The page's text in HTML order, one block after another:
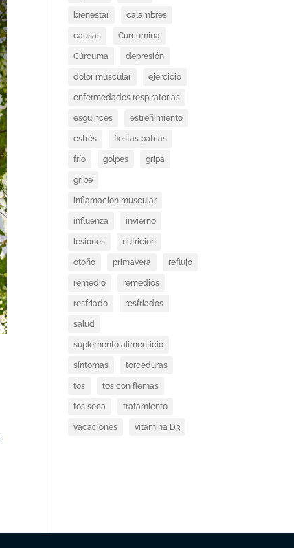
bienestar calambres
causas Curcumina
Cúrcuma depresión
dolor muscular ejercicio
enfermedades respiratorias
esguinces estreñimiento
estrés fiestas patrias
frío golpes gripa
gripe
inflamacion muscular
influenza invierno
lesiones nutricion
otoño primavera reflujo
remedio remedios
resfriado resfriados
salud
suplemento alimenticio
síntomas torceduras
tos tos con flemas
tos seca tratamiento
vacaciones vitamina D3